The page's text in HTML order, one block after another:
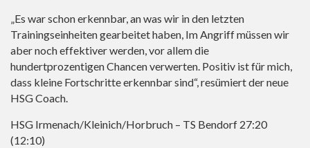
„Es war schon erkennbar, an was wir in den letzten
Trainingseinheiten gearbeitet haben, Im Angriff müssen wir
aber noch effektiver werden, vor allem die
hundertprozentigen Chancen verwerten. Positiv ist für mich,
dass kleine Fortschritte erkennbar sind“, resümiert der neue
HSG Coach.
HSG Irmenach/Kleinich/Horbruch – TS Bendorf 27:20
(12:10)